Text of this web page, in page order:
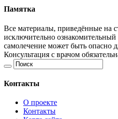
Памятка
Все материалы, приведённые на
исключительно
самолечение может быть опасно
Консультация с врачом
Контакты
О проекте
Контакты